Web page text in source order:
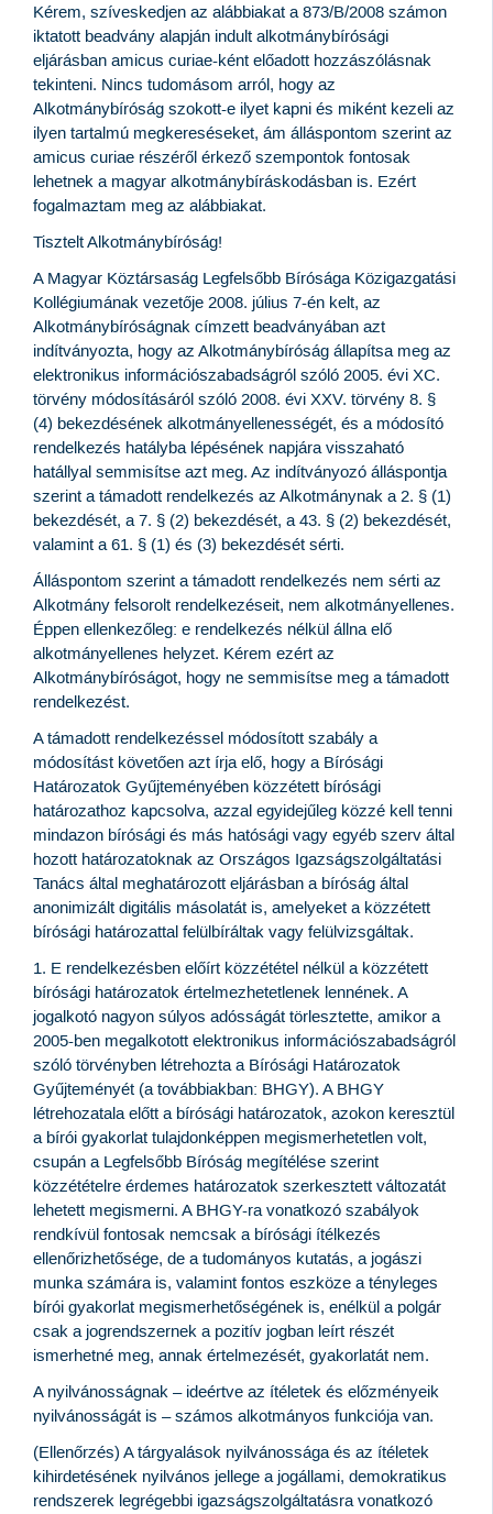
Kérem, szíveskedjen az alábbiakat a 873/B/2008 számon
iktatott beadvány alapján indult alkotmánybírósági
eljárásban amicus curiae-ként előadott hozzászólásnak
tekinteni. Nincs tudomásom arról, hogy az
Alkotmánybíróság szokott-e ilyet kapni és miként kezeli az
ilyen tartalmú megkereséseket, ám álláspontom szerint az
amicus curiae részéről érkező szempontok fontosak
lehetnek a magyar alkotmánybíráskodásban is. Ezért
fogalmaztam meg az alábbiakat.
Tisztelt Alkotmánybíróság!
A Magyar Köztársaság Legfelsőbb Bírósága Közigazgatási
Kollégiumának vezetője 2008. július 7-én kelt, az
Alkotmánybíróságnak címzett beadványában azt
indítványozta, hogy az Alkotmánybíróság állapítsa meg az
elektronikus információszabadságról szóló 2005. évi XC.
törvény módosításáról szóló 2008. évi XXV. törvény 8. §
(4) bekezdésének alkotmányellenességét, és a módosító
rendelkezés hatályba lépésének napjára visszaható
hatállyal semmisítse azt meg. Az indítványozó álláspontja
szerint a támadott rendelkezés az Alkotmánynak a 2. § (1)
bekezdését, a 7. § (2) bekezdését, a 43. § (2) bekezdését,
valamint a 61. § (1) és (3) bekezdését sérti.
Álláspontom szerint a támadott rendelkezés nem sérti az
Alkotmány felsorolt rendelkezéseit, nem alkotmányellenes.
Éppen ellenkezőleg: e rendelkezés nélkül állna elő
alkotmányellenes helyzet. Kérem ezért az
Alkotmánybíróságot, hogy ne semmisítse meg a támadott
rendelkezést.
A támadott rendelkezéssel módosított szabály a
módosítást követően azt írja elő, hogy a Bírósági
Határozatok Gyűjteményében közzétett bírósági
határozathoz kapcsolva, azzal egyidejűleg közzé kell tenni
mindazon bírósági és más hatósági vagy egyéb szerv által
hozott határozatoknak az Országos Igazságszolgáltatási
Tanács által meghatározott eljárásban a bíróság által
anonimizált digitális másolatát is, amelyeket a közzétett
bírósági határozattal felülbíráltak vagy felülvizsgáltak.
1. E rendelkezésben előírt közzététel nélkül a közzétett
bírósági határozatok értelmezhetetlenek lennének. A
jogalkotó nagyon súlyos adósságát törlesztette, amikor a
2005-ben megalkotott elektronikus információszabadságról
szóló törvényben létrehozta a Bírósági Határozatok
Gyűjteményét (a továbbiakban: BHGY). A BHGY
létrehozatala előtt a bírósági határozatok, azokon keresztül
a bírói gyakorlat tulajdonképpen megismerhetetlen volt,
csupán a Legfelsőbb Bíróság megítélése szerint
közzétételre érdemes határozatok szerkesztett változatát
lehetett megismerni. A BHGY-ra vonatkozó szabályok
rendkívül fontosak nemcsak a bírósági ítélkezés
ellenőrizhetősége, de a tudományos kutatás, a jogászi
munka számára is, valamint fontos eszköze a tényleges
bírói gyakorlat megismerhetőségének is, enélkül a polgár
csak a jogrendszernek a pozitív jogban leírt részét
ismerhetné meg, annak értelmezését, gyakorlatát nem.
A nyilvánosságnak – ideértve az ítéletek és előzményeik
nyilvánosságát is – számos alkotmányos funkciója van.
(Ellenőrzés) A tárgyalások nyilvánossága és az ítéletek
kihirdetésének nyilvános jellege a jogállami, demokratikus
rendszerek legrégebbi igazságszolgáltatásra vonatkozó